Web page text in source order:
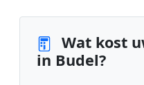
Wat kost
in Budel?